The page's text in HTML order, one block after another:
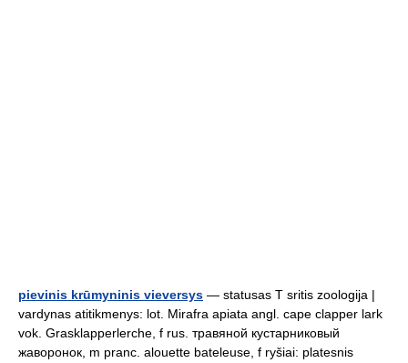
pievinis krūmyninis vieversys — statusas T sritis zoologija |
vardynas atitikmenys: lot. Mirafra apiata angl. cape clapper lark
vok. Grasklapperlerche, f rus. травяной кустарниковый
жаворонок, m pranc. alouette bateleuse, f ryšiai: platesnis